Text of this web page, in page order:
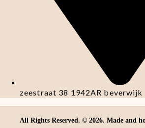
zeestraat 38 1942AR beverwijk
All Rights Reserved. © 2026. Made and